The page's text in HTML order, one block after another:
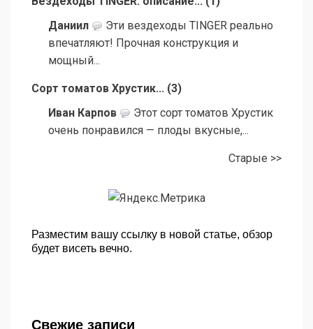
Даниил
Эти вездеходы TINGER реально
впечатляют! Прочная конструкция и
мощный...
Сорт томатов Хрустик... (3)
Иван Карпов
Этот сорт томатов Хрустик
очень понравился — плоды вкусные,...
Старые >>
Разместим вашу ссылку в новой статье, обзор
будет висеть вечно.
Свежие записи